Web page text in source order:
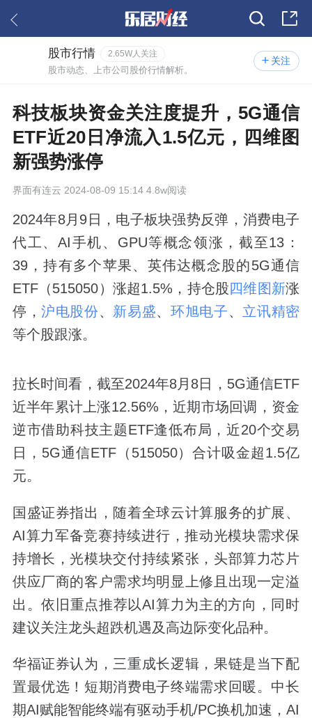
关注
股市行情 2.65W人关注
股市动态、上市公司股价行情解析。
科技板块资金关注度提升，5G通信
ETF近20日净流入1.5亿元，四维图
新强势涨停
界面有连云 2024-08-09 15:14 4.8w阅读
2024年8月9日，电子板块强势反弹，消费电子
代工、AI手机、GPU等概念领涨，截至13：
39，持有多个苹果、英伟达概念股的5G通信
ETF（515050）涨超1.5%，持仓股 四维图新涨
停，沪电股份、 新易盛、环旭电子、 立讯精密
等个股跟涨。
拉长时间看，截至2024年8月8日，5G通信ETF
近半年累计上涨12.56%，近期市场回调，资金
逆市借助科技主题ETF逢低布局，近20个交易
日，5G通信ETF（515050）合计吸金超1.5亿
元。
国盛证券指出，随着全球云计算服务的扩展、
AI算力军备竞赛持续进行，推动光模块需求保
持增长，光模块交付持续紧张，头部算力芯片
供应厂商的客户需求均明显上修且出现一定溢
出。依旧重点推荐以AI算力为主的方向，同时
建议关注龙头超跌机遇及高边际变化品种。
华福证券认为，三重成长逻辑，果链是当下配
置最优选！短期消费电子终端需求回暖。中长
期AI赋能智能终端有驱动手机/PC换机加速，AI